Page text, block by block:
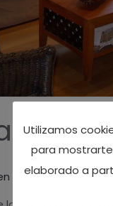
Asturias,entorno
Utilizamos
para
elaborado a